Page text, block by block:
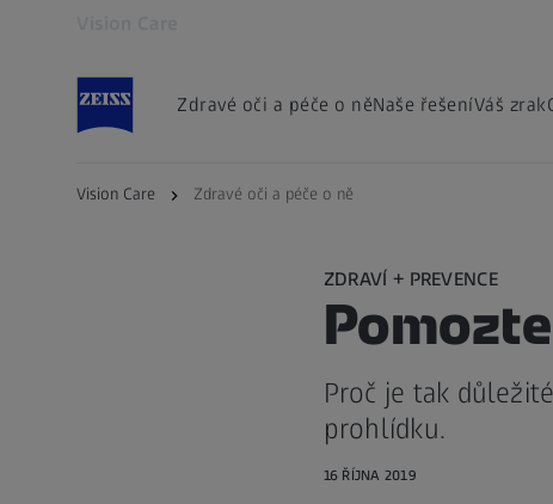
Zdravé oči a péče o něNaše řešeníVáš zrak
Vision Care Zdravé oči a péče o ně
ZDRAVÍ + PREVENCE
Proč je tak
prohlídku.
16 ŘÍJNA 2019